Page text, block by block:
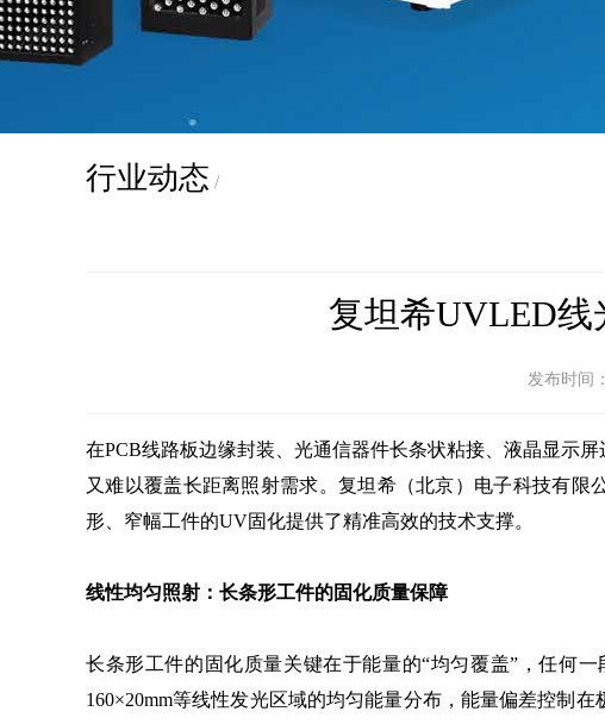
行业动态 /
复坦希UVLED线
发布时间
在PCB线路板边缘封装、光通信器件长条状粘接、液晶显示
又难以覆盖长距离照射需求。复坦希（北京）电子科技有限
形、窄幅工件的UV固化提供了精准高效的技术支撑。
线性均匀照射：长条形工件的固化质量保障
长条形工件的固化质量关键在于能量的“均匀覆盖”，任何
160×20mm等线性发光区域的均匀能量分布，能量偏差控制